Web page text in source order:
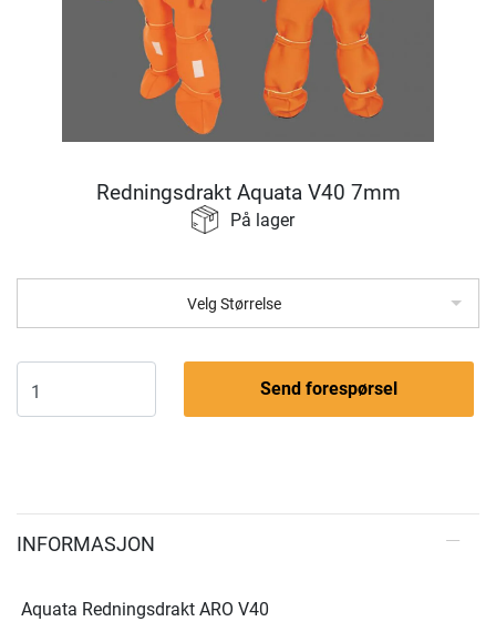
Redningsdrakt Aquata V40 7mm
På lager
Velg Størrelse
Send forespørsel
INFORMASJON
Aquata Redningsdrakt ARO V40